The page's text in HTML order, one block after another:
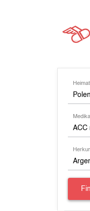
Polen
ACC